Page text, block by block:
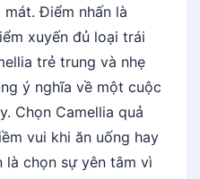
Điểm nhấn là
xuyến đủ loại trái
trẻ trung và nhẹ
ý nghĩa về một cuộc
Chọn Camellia quả
vui khi ăn uống hay
là chọn sự yên tâm vì